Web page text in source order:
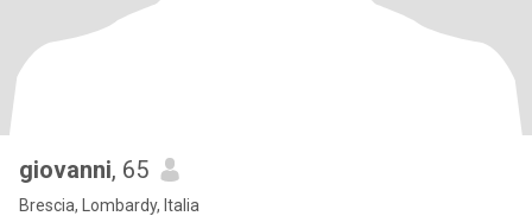
giovanni, 65
Brescia, Lombardy, Italia